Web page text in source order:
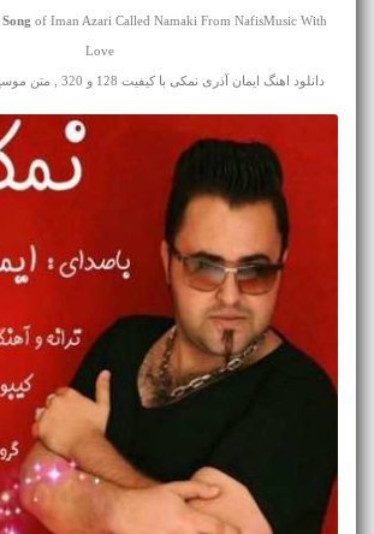
of Iman Azari Called Namaki From NafisMusic With
Love
دانلود اهنگ ایمان آذری نمکی با کیفیت 128 و 320 , متن موسیقی و پخش آنلاین آهنگ